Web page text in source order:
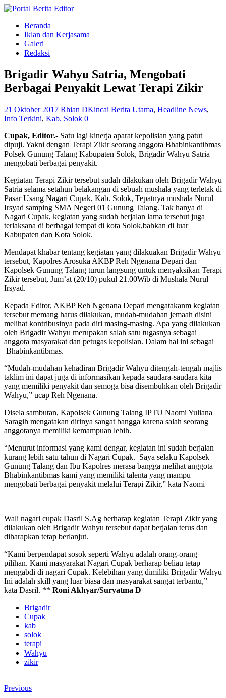
Beranda
Iklan dan Kerjasama
Galeri
Redaksi
Brigadir Wahyu Satria, Mengobati
Berbagai Penyakit Lewat Terapi Zikir
21 Oktober 2017 Rhian DKincai Berita Utama, Headline News,
Info Terkini, Kab. Solok 0
Cupak, Editor.- Satu lagi kinerja aparat kepolisian yang patut
dipuji. Yakni dengan Terapi Zikir seorang anggota Bhabinkantibmas
Polsek Gunung Talang Kabupaten Solok, Brigadir Wahyu Satria
mengobati berbagai penyakit.
Kegiatan Terapi Zikir tersebut sudah dilakukan oleh Brigadir Wahyu
Satria selama setahun belakangan di sebuah mushala yang terletak di
Pasar Usang Nagari Cupak, Kab. Solok, Tepatnya mushala Nurul
Irsyad samping SMA Negeri 01 Gunung Talang. Tak hanya di
Nagari Cupak, kegiatan yang sudah berjalan lama tersebut juga
terlaksana di berbagai tempat di kota Solok,bahkan di luar
Kabupaten dan Kota Solok.
Mendapat khabar tentang kegiatan yang dilakuakan Brigadir Wahyu
tersebut, Kapolres Arosuka AKBP Reh Ngenana Depari dan
Kapolsek Gunung Talang turun langsung untuk menyaksikan Terapi
Zikir tersebut, Jum’at (20/10) pukul 21.00Wib di Mushala Nurul
Irsyad.
Kepada Editor, AKBP Reh Ngenana Depari mengatakanm kegiatan
tersebut memang harus dilakukan, mudah-mudahan jemaah disini
melihat kontribusinya pada diri masing-masing. Apa yang dilakukan
oleh Brigadir Wahyu merupakan salah satu tugasnya sebagai
anggota masyarakat dan petugas kepolisian. Dalam hal ini sebagai
Bhabinkantibmas.
“Mudah-mudahan kehadiran Brigadir Wahyu ditengah-tengah majlis
taklim ini dapat juga di informasikan kepada saudara-saudara kita
yang memiliki penyakit dan semoga bisa disembuhkan oleh Brigadir
Wahyu,” ucap Reh Ngenana.
Disela sambutan, Kapolsek Gunung Talang IPTU Naomi Yuliana
Saragih mengatakan dirinya sangat bangga karena salah seorang
anggotanya memiliki kemampuan lebih.
“Menurut informasi yang kami dengar, kegiatan ini sudah berjalan
kurang lebih satu tahun di Nagari Cupak. Saya selaku Kapolsek
Gunung Talang dan Ibu Kapolres merasa bangga melihat anggota
Bhabinkantibmas kami yang memiliki talenta yang mampu
mengobati berbagai penyakit melalui Terapi Zikir,” kata Naomi
Wali nagari cupak Dasril S.Ag berharap kegiatan Terapi Zikir yang
dilakukan oleh Brigadir Wahyu tersebut dapat berjalan terus dan
diharapkan tetap berlanjut.
“Kami berpendapat sosok seperti Wahyu adalah orang-orang
pilihan. Kami masyarakat Nagari Cupak berharap beliau tetap
mengabdi di nagari Cupak. Kelebihan yang dimiliki Brigadir Wahyu
Ini adalah skill yang luar biasa dan masyarakat sangat terbantu,”
kata Dasril. ** Roni Akhyar/Suryatma D
Brigadir
Cupak
kab
solok
terapi
Wahyu
zikir
Previous